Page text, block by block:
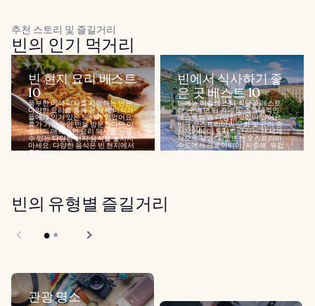
추천 스토리 및 즐길거리
빈의 인기 먹거리
빈 현지 요리 베스트
10
풍부한 미식 역사를 자랑하는 빈은
다양한 요리를 통해 전 세계 미식가
들에게 인기 있는 도시가 되었어요.
휴가 기간 동안 빈을 방문한다면 이
도시의 매혹적인 요리 역사를 느낄
수 있는 다양한 현지 음식을 놓치지
마세요. 다양한 음식은 빈 현지에서
즐길...
빈에서 식사하기 좋
은 곳 베스트 10
빈에는 미슐랭 스타 식당과 레스토
랑, 수백 년 된 카페 및 초현대적인
레스토랑 등 다양한 맛집이 있어요.
빈은 오스트리아의 문화 및 요리 중
심지이며 이 도시의 요리는 전 세계
적으로 유명하죠. 또한 오스트리아
수도에서 크로아티아, 지중해, 유럽
및 기타...
빈의 유형별 즐길거리
관광 명소